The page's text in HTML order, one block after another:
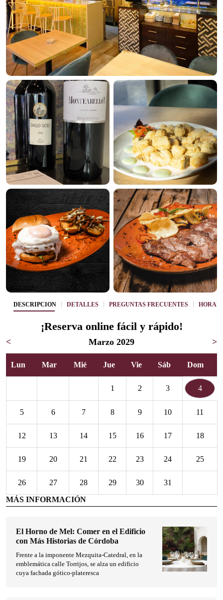
DESCRIPCIÓN DETALLES PREGUNTAS FRECUENTES
¡Reserva online fácil y rápido!
< Marzo 2029 >
Lun Mar Mié Jue Vie Sáb Dom
1 2 3 4
5 6 7 8 9 10 11
12 13 14 15 16 17 18
19 20 21 22 23 24 25
26 27 28 29 30
31
MÁS INFORMACIÓN
El Horno de Mel: Comer en el Edificio
con Más Historias de Córdoba
Frente a la imponente Mezquita-Catedral, en la
emblemática calle Torrijos, se alza un edificio
cuya fachada gótico-plateresca